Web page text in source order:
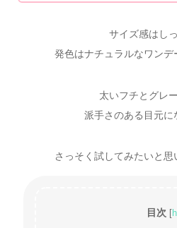
サイズ感はし
発色はナチュラルなワンデ
太いフチとグレ
派手さのある目元に
さっそく試してみたいと思
目次